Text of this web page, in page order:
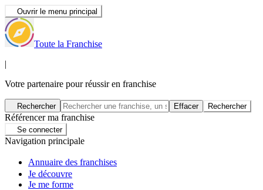
Ouvrir le menu principal
Toute la Franchise
|
Votre partenaire pour réussir en franchise
Rechercher Effacer Rechercher
Référencer ma franchise
Se connecter
Navigation principale
Annuaire des franchises
Je découvre
Je me forme